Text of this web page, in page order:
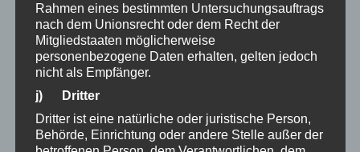
Rahmen eines bestimmten Untersuchungsauftrags
nach dem Unionsrecht oder dem Recht der
Mitgliedstaaten möglicherweise
personenbezogene Daten erhalten, gelten jedoch
nicht als Empfänger.
j) Dritter
Dritter ist eine natürliche oder juristische Person,
Behörde, Einrichtung oder andere Stelle außer der